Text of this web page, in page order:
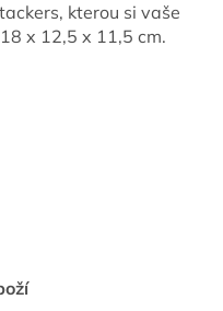
kterou si vaše
x 12,5 x 11,5 cm.